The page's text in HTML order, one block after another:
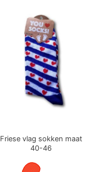
Friese vlag sokken maat
40-46